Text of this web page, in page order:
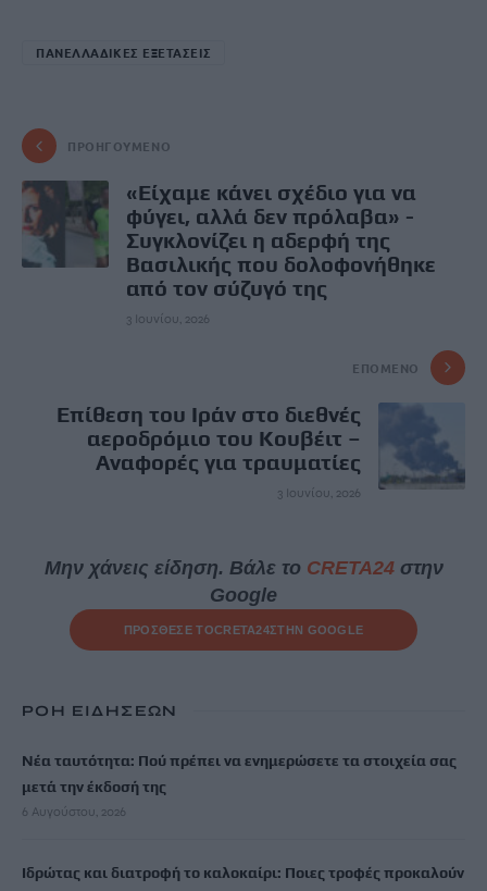
ΠΑΝΕΛΛΑΔΙΚΕΣ ΕΞΕΤΑΣΕΙΣ
ΠΡΟΗΓΟΎΜΕΝΟ
«Είχαμε κάνει σχέδιο για να
φύγει, αλλά δεν πρόλαβα» -
Συγκλονίζει η αδερφή της
Βασιλικής που δολοφονήθηκε
από τον σύζυγό της
3 Ιουνίου, 2026
ΕΠΌΜΕΝΟ
Επίθεση του Ιράν στο διεθνές
αεροδρόμιο του Κουβέιτ –
Αναφορές για τραυματίες
3 Ιουνίου, 2026
Μην χάνεις είδηση. Βάλε το CRETA24στην
Google
ΠΡΟΣΘΕΣΕ ΤΟCRETA24ΣΤΗΝ GOOGLE
ΡΟΗ ΕΙΔΗΣΕΩΝ
Νέα ταυτότητα: Πού πρέπει να ενημερώσετε τα στοιχεία σας
μετά την έκδοσή της
6 Αυγούστου, 2026
Ιδρώτας και διατροφή το καλοκαίρι: Ποιες τροφές προκαλούν